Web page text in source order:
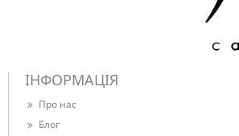
ІНФОРМАЦІЯ
Про нас
Блог